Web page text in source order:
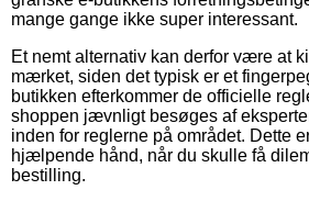
mange gange ikke super interessant.
Et nemt alternativ kan derfor være at
mærket, siden det typisk er et
butikken efterkommer de officielle
shoppen jævnligt besøges af
inden for reglerne på området. Dette
hjælpende hånd, når du skulle få
bestilling.